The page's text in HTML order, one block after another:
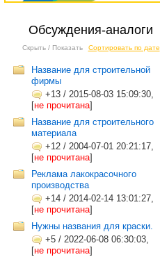
Обсуждения-аналоги
Скрыть / Показать Сортировать по дате
Название для строительной
фирмы
+13 / 2015-08-03 15:09:30,
[не прочитана]
Название для строительного
материала
+12 / 2004-07-01 20:21:17,
[не прочитана]
Реклама лакокрасочного
производства
+14 / 2014-02-14 13:01:27,
[не прочитана]
Нужны названия для краски.
+5 / 2022-06-08 06:30:03,
[не прочитана]